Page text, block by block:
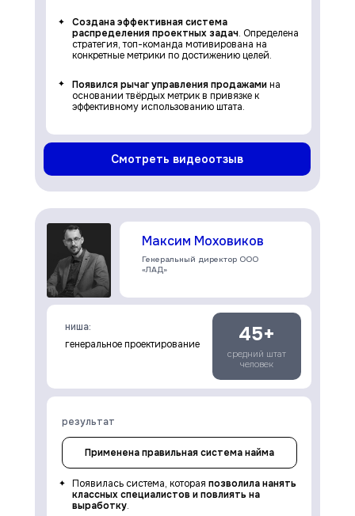
Создана эффективная система
распределения проектных задач. Определена
стратегия, топ-команда мотивирована на
конкретные метрики по достижению целей.
Появился рычаг управления продажамина
основании твёрдых метрик в привязке к
эффективному использованию штата.
Смотреть видеоотзыв
средний штат
человек
45+
ниша:
генеральное проектирование
Генеральный директор ООО
«ЛАД»
Максим Моховиков
результат
Применена правильная система найма
Появилась система, которая позволила нанять
классных специалистов и повлиять на
выработку.